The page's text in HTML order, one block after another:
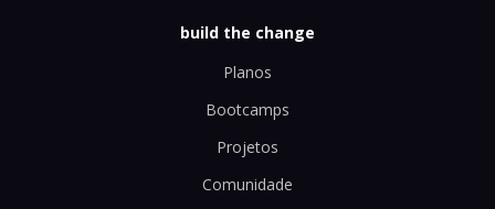
build the change
Planos
Bootcamps
Projetos
Comunidade